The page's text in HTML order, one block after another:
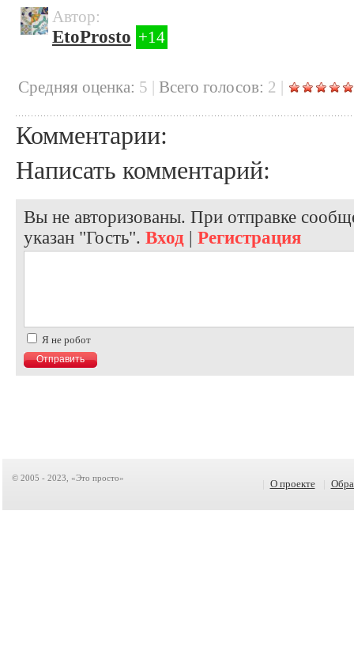
Автор:
EtoProsto +14
Cредняя оценка: 5 | Всего голосов: 2 |
Комментарии:
Написать комментарий:
Вы не авторизованы. При отправке
указан "Гость". Вход | Регистрация
Я не робот
© 2005 - 2023, «Это просто» О проекте